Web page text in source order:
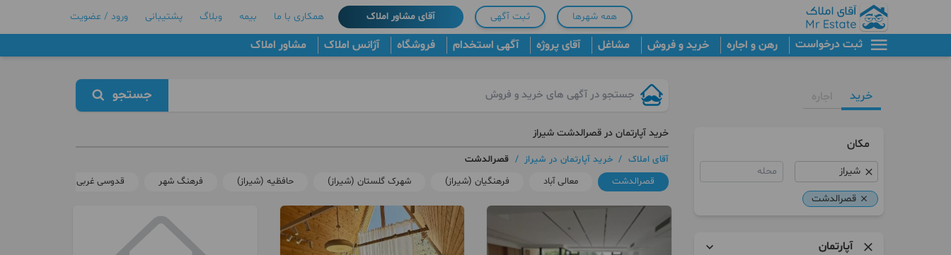
همه شهرها ثبت آگهی آقای مشاور املاک همکاری با ما بیمه وبلاگ پشتیبانی ورود / عضویت
ثبت درخواست رهن و اجاره خرید و فروش مشاغل آقای پروژه آگهی استخدام فروشگاه آژانس املاک مشاور املاک
خرید اجاره
مکان
محله
قصرالدشت
آپارتمان
جستجو
خرید آپارتمان در قصرالدشت شیراز
آقای املاک / خرید آپارتمان در شیراز / قصرالدشت
قصرالدشت
معالی آباد فرهنگیان (شیراز) شهرک گلستان (شیراز) حافظیه (شیراز) فرهنگ شهر قدوسی غربی